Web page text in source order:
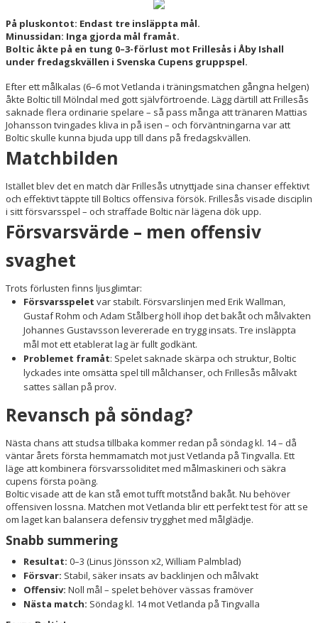
TRUPPEN
OM KLUBBEN
EXPRESSEN PLAY
På pluskontot: Endast tre insläppta mål.
Minussidan: Inga gjorda mål framåt.
Boltic åkte på en tung 0–3-förlust mot Frillesås i Åby Ishall
under fredagskvällen i Svenska Cupens gruppspel.
Efter ett målkalas (6–6 mot Vetlanda i träningsmatchen gångna helgen)
åkte Boltic till Mölndal med gott självförtroende. Lägg därtill att Frillesås
saknade flera ordinarie spelare – så pass många att tränaren Mattias
Johansson tvingades kliva in på isen – och förväntningarna var att
Boltic skulle kunna bjuda upp till dans på fredagskvällen.
Matchbilden
Istället blev det en match där Frillesås utnyttjade sina chanser effektivt
och effektivt täppte till Boltics offensiva försök. Frillesås visade disciplin
i sitt försvarsspel – och straffade Boltic när lägena dök upp.
Försvarsvärde – men offensiv
svaghet
Trots förlusten finns ljusglimtar:
Försvarsspelet var stabilt. Försvarslinjen med Erik Wallman,
Gustaf Rohm och Adam Stålberg höll ihop det bakåt och målvakten
Johannes Gustavsson levererade en trygg insats. Tre insläppta
mål mot ett etablerat lag är fullt godkänt.
Problemet framåt: Spelet saknade skärpa och struktur, Boltic
lyckades inte omsätta spel till målchanser, och Frillesås målvakt
sattes sällan på prov.
Revansch på söndag?
Nästa chans att studsa tillbaka kommer redan på söndag kl. 14 – då
väntar årets första hemmamatch mot just Vetlanda på Tingvalla. Ett
läge att kombinera försvarssoliditet med målmaskineri och säkra
cupens första poäng.
Boltic visade att de kan stå emot tufft motstånd bakåt. Nu behöver
offensiven lossna. Matchen mot Vetlanda blir ett perfekt test för att se
om laget kan balansera defensiv trygghet med målglädje.
Snabb summering
Resultat: 0–3 (Linus Jönsson x2, William Palmblad)
Försvar: Stabil, säker insats av backlinjen och målvakt
Offensiv: Noll mål – spelet behöver vässas framöver
Nästa match: Söndag kl. 14 mot Vetlanda på Tingvalla